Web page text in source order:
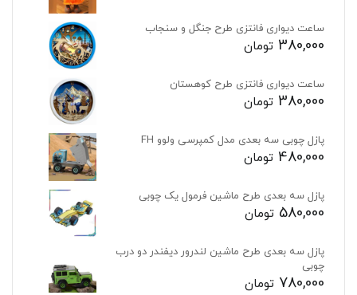
ساعت دیواری فانتزی طرح جنگل و سنجاب
380,000 تومان
ساعت دیواری فانتزی طرح کوهستان
380,000 تومان
پازل چوبی سه بعدی مدل کمپرسی ولوو FH
480,000 تومان
پازل سه بعدی طرح ماشین فرمول یک چوبی
580,000 تومان
پازل سه بعدی طرح ماشین لندرور دیفندر دو درب
چوبی
780,000 تومان